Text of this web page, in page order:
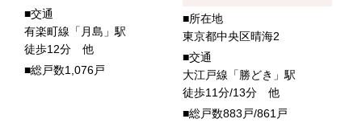
■交通
有楽町線「月島」駅
徒歩12分 他
■総戸数1,076戸
■所在地
東京都中央区晴海2
■交通
大江戸線「勝どき」駅
徒歩11分/13分 他
■総戸数883戸/861戸